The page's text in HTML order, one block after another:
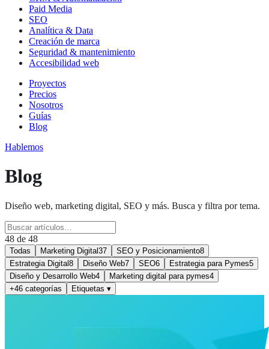
Paid Media
SEO
Analítica & Data
Creación de marca
Seguridad & mantenimiento
Accesibilidad web
Proyectos
Precios
Nosotros
Guías
Blog
Hablemos
Blog
Diseño web, marketing digital, SEO y más. Busca y filtra por tema.
48 de 48
Todas Marketing Digital 37 SEO y Posicionamiento8
Estrategia Digital 8 Diseño Web7 SEO6 Estrategia para Pymes5
Diseño y Desarrollo Web4 Marketing digital para pymes4
+46 categorías
Etiquetas ▾